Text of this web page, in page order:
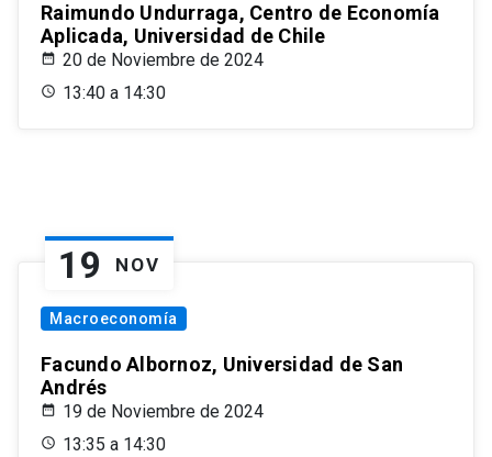
Raimundo Undurraga, Centro de Economía
Aplicada, Universidad de Chile
20 de Noviembre de 2024
13:40 a 14:30
19 NOV
Macroeconomía
Facundo Albornoz, Universidad de San
Andrés
19 de Noviembre de 2024
13:35 a 14:30